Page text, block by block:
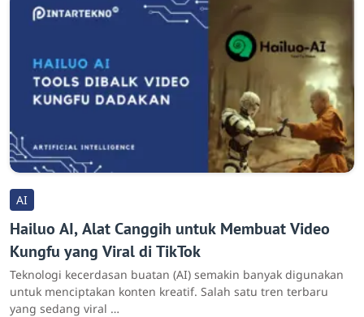
AI
Hailuo AI, Alat Canggih untuk Membuat Video
Kungfu yang Viral di TikTok
Teknologi kecerdasan buatan (AI) semakin banyak digunakan
untuk menciptakan konten kreatif. Salah satu tren terbaru
yang sedang viral …